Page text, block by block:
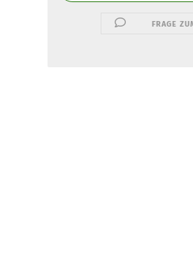
FRAGE